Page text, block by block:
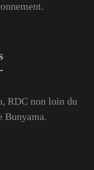
RDC non loin du
Bunyama.